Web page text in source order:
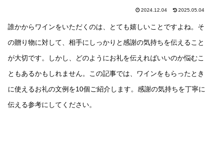
2024.12.04 2025.05.04
誰かからワインをいただくのは、とても嬉しいことですよね。そ
の贈り物に対して、相手にしっかりと感謝の気持ちを伝えること
が大切です。しかし、どのようにお礼を伝えればいいのか悩むこ
ともあるかもしれません。この記事では、ワインをもらったとき
に使えるお礼の文例を10個ご紹介します。感謝の気持ちを丁寧に
伝える参考にしてください。